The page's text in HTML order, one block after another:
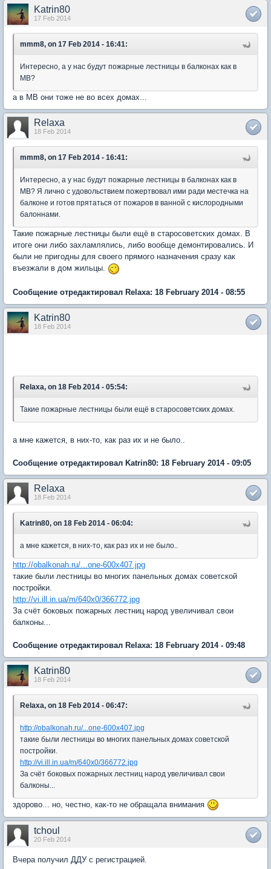
Katrin80
17 Feb 2014
mmm8, on 17 Feb 2014 - 16:41:
Интересно, а у нас будут пожарные лестницы в балконах как в
МВ?
а в МВ они тоже не во всех домах...
Relaxa
18 Feb 2014
mmm8, on 17 Feb 2014 - 16:41:
Интересно, а у нас будут пожарные лестницы в балконах как в
МВ? Я лично с удовольствием пожертвовал ими ради местечка на
балконе и готов прятаться от пожаров в ванной с кислородными
балоннами.
Такие пожарные лестницы были ещё в старосоветских домах. В
итоге они либо захламлялись, либо вообще демонтировались. И
были не пригодны для своего прямого назначения сразу как
въезжали в дом жильцы.
Сообщение отредактировал Relaxa: 18 February 2014 - 08:55
Katrin80
18 Feb 2014
Relaxa, on 18 Feb 2014 - 05:54:
Такие пожарные лестницы были ещё в старосоветских домах.
а мне кажется, в них-то, как раз их и не было..
Сообщение отредактировал Katrin80: 18 February 2014 - 09:05
Relaxa
18 Feb 2014
Katrin80, on 18 Feb 2014 - 06:04:
а мне кажется, в них-то, как раз их и не было..
http://obalkonah.ru/...one-600x407.jpg
такие были лестницы во многих панельных домах советской
постройки.
http://vi.ill.in.ua/m/640x0/366772.jpg
За счёт боковых пожарных лестниц народ увеличивал свои
балконы...
Сообщение отредактировал Relaxa: 18 February 2014 - 09:48
Katrin80
18 Feb 2014
Relaxa, on 18 Feb 2014 - 06:47:
http://obalkonah.ru/...one-600x407.jpg
такие были лестницы во многих панельных домах советской
постройки.
http://vi.ill.in.ua/m/640x0/366772.jpg
За счёт боковых пожарных лестниц народ увеличивал свои
балконы...
здорово... но, честно, как-то не обращала внимания
tchoul
20 Feb 2014
Вчера получил ДДУ с регистрацией.